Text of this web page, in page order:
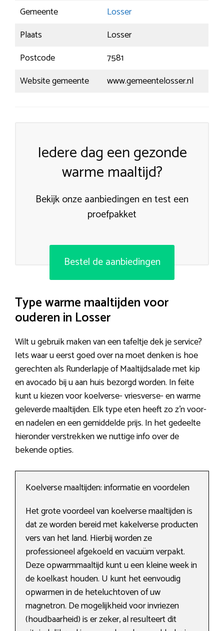
Gemeente
Losser
Plaats
Losser
Postcode
7581
Website gemeente
www.gemeentelosser.nl
Iedere dag een gezonde
warme maaltijd?
Bekijk onze aanbiedingen en test een
proefpakket
Bestel de aanbiedingen
Type warme maaltijden voor
ouderen in Losser
Wilt u gebruik maken van een tafeltje dek je service?
Iets waar u eerst goed over na moet denken is hoe
gerechten als Runderlapje of Maaltijdsalade met kip
en avocado bij u aan huis bezorgd worden. In feite
kunt u kiezen voor koelverse- vriesverse- en warme
geleverde maaltijden. Elk type eten heeft zo z’n voor-
en nadelen en een gemiddelde prijs. In het gedeelte
hieronder verstrekken we nuttige info over de
bekende opties.
Koelverse maaltijden: informatie en voordelen
Het grote voordeel van koelverse maaltijden is
dat ze worden bereid met kakelverse producten
vers van het land. Hierbij worden ze
professioneel afgekoeld en vacuüm verpakt.
Deze opwarmmaaltijd kunt u een kleine week in
de koelkast houden. U kunt het eenvoudig
opwarmen in de heteluchtoven of uw
magnetron. De mogelijkheid voor invriezen
(houdbaarheid) is er zeker, al resulteert dit